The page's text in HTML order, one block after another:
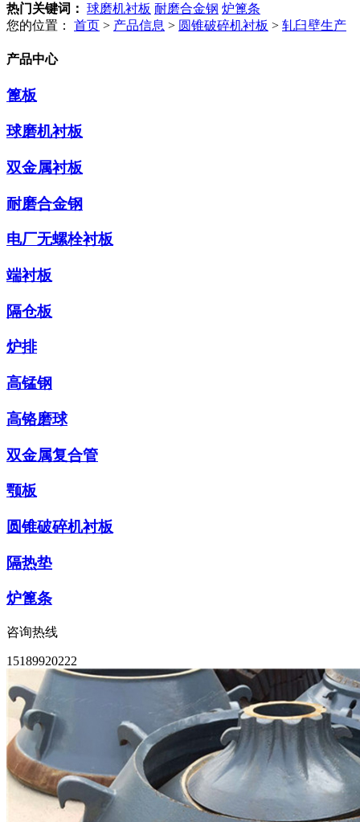
热门关键词： 球磨机衬板 耐磨合金钢 炉篦条
您的位置：
首页 > 产品信息 > 圆锥破碎机衬板 > 轧臼壁生产
产品中心
篦板
球磨机衬板
双金属衬板
耐磨合金钢
电厂无螺栓衬板
端衬板
隔仓板
炉排
高锰钢
高铬磨球
双金属复合管
颚板
圆锥破碎机衬板
隔热垫
炉篦条
咨询热线
15189920222